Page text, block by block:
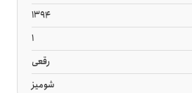
1394
1
رقعی
شومیز